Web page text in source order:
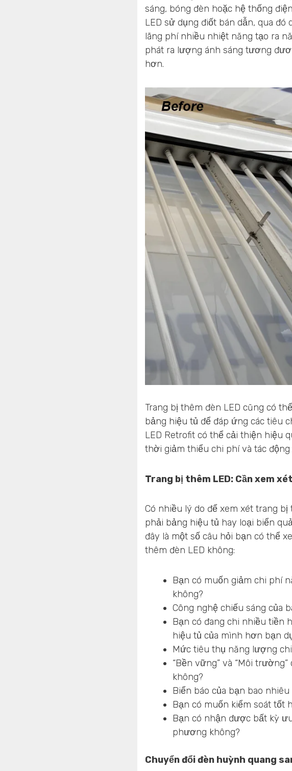
sáng, bóng đèn hoặc hệ thống
LED sử dụng điốt bán dẫn, qua
lãng phí nhiều nhiệt năng tạo ra
phát ra lượng ánh sáng tương
hơn.
Trang bị thêm đèn LED cũng có
bảng hiệu tủ để đáp ứng các tiêu
LED Retrofit có thể cải thiện hiệu
thời giảm thiểu chi phí và tác
Trang bị thêm LED: Cần xem
Có nhiều lý do để xem xét trang
phải bảng hiệu tủ hay loại biển
đây là một số câu hỏi bạn có thể
thêm đèn LED không:
Bạn có muốn giảm chi phí
không?
Công nghệ chiếu sáng của
Bạn có đang chi nhiều tiền
hiệu tủ của mình hơn bạn
Mức tiêu thụ năng lượng
“Bền vững” và “Môi
không?
Biển báo của bạn bao nhiêu
Bạn có muốn kiểm soát tốt
Bạn có nhận được bất kỳ
phương không?
Chuyển đổi đèn huỳnh quang